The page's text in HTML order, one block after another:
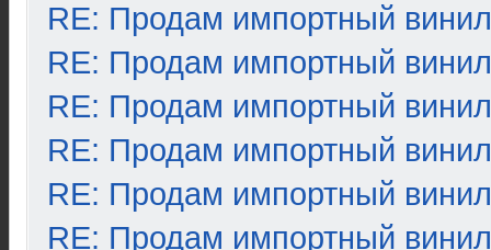
RE: Продам импортный винил
RE: Продам импортный винил
RE: Продам импортный винил
RE: Продам импортный винил
RE: Продам импортный винил
RE: Продам импортный винил